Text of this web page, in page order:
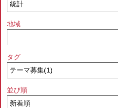
地域
タグ
並び順